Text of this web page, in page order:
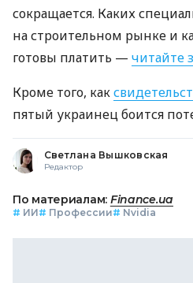
сокращается. Каких
на строительном рынке и
готовы платить — читайте
Кроме того, как
пятый украинец боится
Светлана Вышковская
Редактор
По материалам: Finance.ua
# ИИ# Профессии# Nvidia